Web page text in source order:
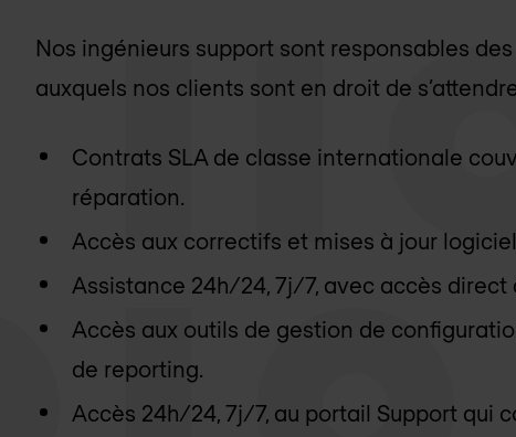
Nos ingénieurs support sont responsables
auxquels nos clients sont en droit de
Contrats SLA de classe internationale
réparation.
Accès aux correctifs et mises à jour
Assistance 24h/24, 7j/7, avec accès direct
Accès aux outils de gestion de
de reporting.
Accès 24h/24, 7j/7, au portail Support qui